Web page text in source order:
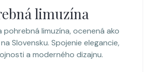
limuzína
pohrebná limuzína, ocenená ako
Slovensku. Spojenie elegancie,
a moderného dizajnu.